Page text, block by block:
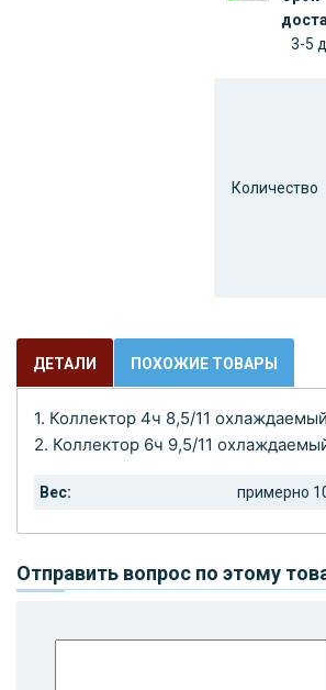
3-5
Количество
ДЕТАЛИ ПОХОЖИЕ ТОВАРЫ
1. Коллектор 4ч 8,5/11 охлаждаемый
2. Коллектор 6ч 9,5/11
Вес: примерно
Отправить вопрос по этому